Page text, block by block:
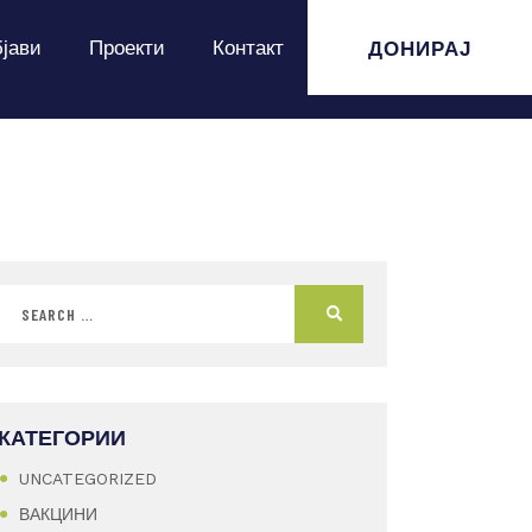
Проекти Контакт ДОНИРАЈ
КАТЕГОРИИ
UNCATEGORIZED
ВАКЦИНИ